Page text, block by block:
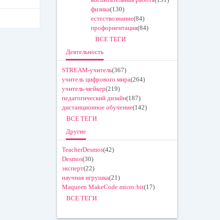
физика(130)
естествознание(84)
профориентация(84)
ВСЕ ТЕГИ
Деятельность
STREAM-учитель(367)
учитель цифрового мира(264)
учитель-мейкер(219)
педагогический дизайн(187)
дистанционное обучение(142)
ВСЕ ТЕГИ
Другие
TeacherDesmos(42)
Desmos(30)
эксперт(22)
научная игрушка(21)
Maqueen MakeCode micro:bit(17)
ВСЕ ТЕГИ